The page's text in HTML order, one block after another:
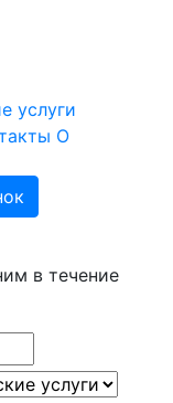
услуги
О
в течение